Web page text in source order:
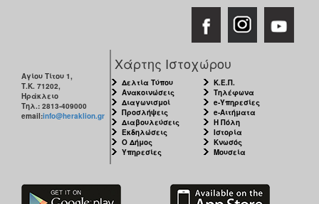
Αγίου Τίτου 1,
Τ.Κ. 71202,
Ηράκλειο
Τηλ.: 2813-409000
email:info@heraklion.gr
Χάρτης Ιστοχώρου
Δελτία Τύπου
Ανακοινώσεις
Διαγωνισμοί
Προσλήψεις
Διαβουλεύσεις
Εκδηλώσεις
Ο Δήμος
Υπηρεσίες
Κ.Ε.Π.
Τηλέφωνα
e-Υπηρεσίες
e-Αιτήματα
Η Πόλη
Ιστορία
Κνωσός
Μουσεία